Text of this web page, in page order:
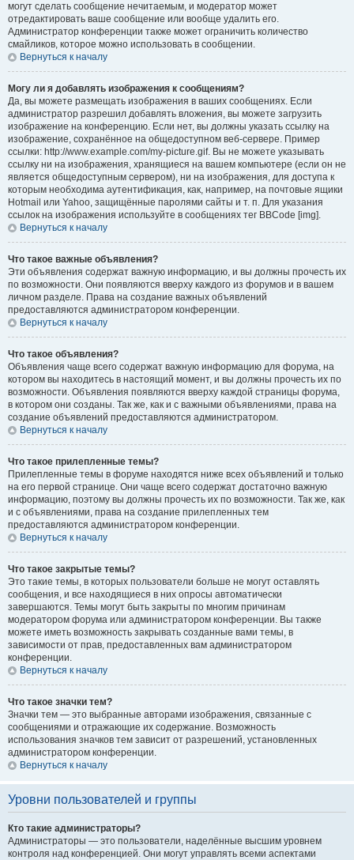
могут сделать сообщение нечитаемым, и модератор может
отредактировать ваше сообщение или вообще удалить его.
Администратор конференции также может ограничить количество
смайликов, которое можно использовать в сообщении.
Вернуться к началу
Могу ли я добавлять изображения к сообщениям?
Да, вы можете размещать изображения в ваших сообщениях. Если
администратор разрешил добавлять вложения, вы можете загрузить
изображение на конференцию. Если нет, вы должны указать ссылку на
изображение, сохранённое на общедоступном веб-сервере. Пример
ссылки: http://www.example.com/my-picture.gif. Вы не можете указывать
ссылку ни на изображения, хранящиеся на вашем компьютере (если он не
является общедоступным сервером), ни на изображения, для доступа к
которым необходима аутентификация, как, например, на почтовые ящики
Hotmail или Yahoo, защищённые паролями сайты и т. п. Для указания
ссылок на изображения используйте в сообщениях тег BBCode [img].
Вернуться к началу
Что такое важные объявления?
Эти объявления содержат важную информацию, и вы должны прочесть их
по возможности. Они появляются вверху каждого из форумов и в вашем
личном разделе. Права на создание важных объявлений
предоставляются администратором конференции.
Вернуться к началу
Что такое объявления?
Объявления чаще всего содержат важную информацию для форума, на
котором вы находитесь в настоящий момент, и вы должны прочесть их по
возможности. Объявления появляются вверху каждой страницы форума,
в котором они созданы. Так же, как и с важными объявлениями, права на
создание объявлений предоставляются администратором.
Вернуться к началу
Что такое прилепленные темы?
Прилепленные темы в форуме находятся ниже всех объявлений и только
на его первой странице. Они чаще всего содержат достаточно важную
информацию, поэтому вы должны прочесть их по возможности. Так же, как
и с объявлениями, права на создание прилепленных тем
предоставляются администратором конференции.
Вернуться к началу
Что такое закрытые темы?
Это такие темы, в которых пользователи больше не могут оставлять
сообщения, и все находящиеся в них опросы автоматически
завершаются. Темы могут быть закрыты по многим причинам
модератором форума или администратором конференции. Вы также
можете иметь возможность закрывать созданные вами темы, в
зависимости от прав, предоставленных вам администратором
конференции.
Вернуться к началу
Что такое значки тем?
Значки тем — это выбранные авторами изображения, связанные с
сообщениями и отражающие их содержание. Возможность
использования значков тем зависит от разрешений, установленных
администратором конференции.
Вернуться к началу
Уровни пользователей и группы
Кто такие администраторы?
Администраторы — это пользователи, наделённые высшим уровнем
контроля над конференцией. Они могут управлять всеми аспектами